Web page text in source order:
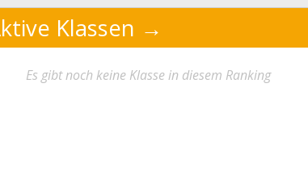
Klassen
Es gibt noch keine Klasse in diesem Ranking